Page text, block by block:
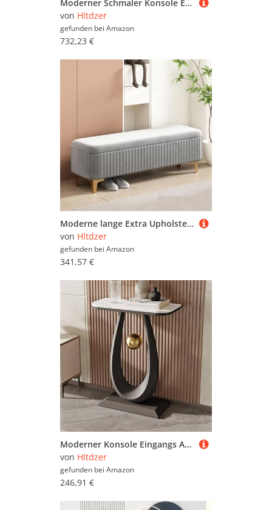
Moderner Schmaler Konsole Eingangs Akzent Tisch mit Geometrischer Basis Industrieller Steinplatte und Metall Rechteckrahmen Sofa Tisch Hinter Dem Sofa für Wohnzimmer(C,140*30*80CM/55.1*11.8*31.5IN)
von Hltdzer
gefunden bei Amazon
732,23 €
Moderne lange Extra Upholstered Storage Bench mit Gold Legs Large Storage Raum Entryway Bench mit Sicherheit Hinge Metall Beine Lagerung Bench Fuß Stuhl für Hallway,Einstieg(D,80*40*40CM/31.5*15.7
von Hltdzer
gefunden bei Amazon
341,57 €
Moderner Konsole Eingangs Akzent Sofa Tisch mit Tröpfchenförmiger Basis und Kugelpendel Schmaler und Langer Akzent Tisch für Eingangshalle Hinter Dem Sofa(A,40 * 30 * 75CM/15.7 * 11.8 * 29.5IN)
von Hltdzer
gefunden bei Amazon
246,91 €